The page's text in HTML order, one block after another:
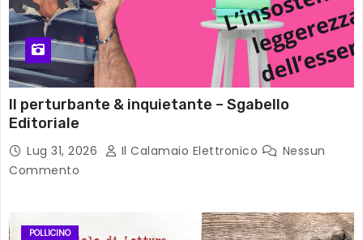
Il perturbante & inquietante – Sgabello
Editoriale
Lug 31, 2026 Il Calamaio Elettronico
Nessun
Commento
POLLICINO